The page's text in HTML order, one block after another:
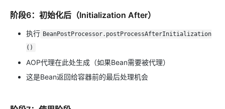
阶段6：初始化后（Initialization After）
执行 BeanPostProcessor.postProcessAfterInitialization
()
AOP代理在此处生成（如果Bean需要被代理）
这是Bean返回给容器前的最后处理机会